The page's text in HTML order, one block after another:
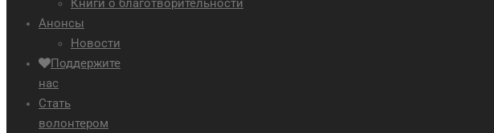
Книги о благотворительности
Анонсы
Новости
Поддержите
нас
Стать
волонтером